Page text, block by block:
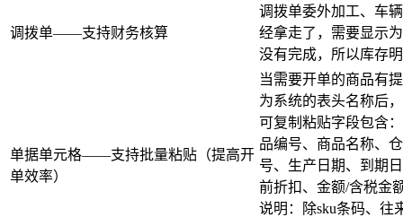
调拨单——支持财务核算
调拨单委外加工、车
经拿走了，需要显示
没有完成，所以库存
单据单元格——支持批量粘贴（提高开
单效率）
当需要开单的商品有
为系统的表头名称后
可复制粘贴字段包含
品编号、商品名称、
号、生产日期、到期
前折扣、金额/含税金
说明：除sku条码、往